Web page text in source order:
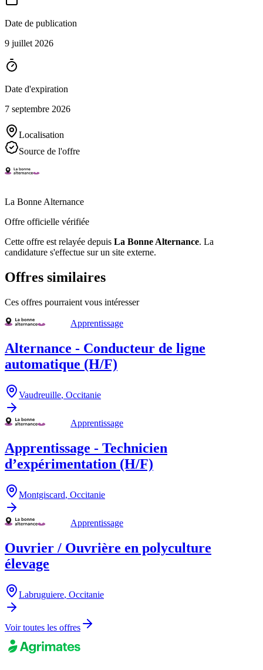
Date de publication
9 juillet 2026
Date d'expiration
7 septembre 2026
Localisation
Source de l'offre
La Bonne Alternance
Offre officielle vérifiée
Cette offre est relayée depuis La Bonne Alternance. La
candidature s'effectue sur un site externe.
Offres similaires
Ces offres pourraient vous intéresser
Apprentissage
Alternance - Conducteur de ligne
automatique (H/F)
Vaudreuille, Occitanie
Apprentissage
Apprentissage - Technicien
d’expérimentation (H/F)
Montgiscard, Occitanie
Apprentissage
Ouvrier / Ouvrière en polyculture
élevage
Labruguiere, Occitanie
Voir toutes les offres